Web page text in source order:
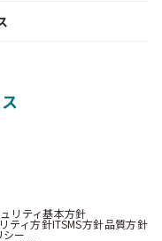
リティ基本方針
ティ方針ITSMS方針品質方針
シー